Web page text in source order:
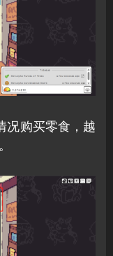
况购买零食，越